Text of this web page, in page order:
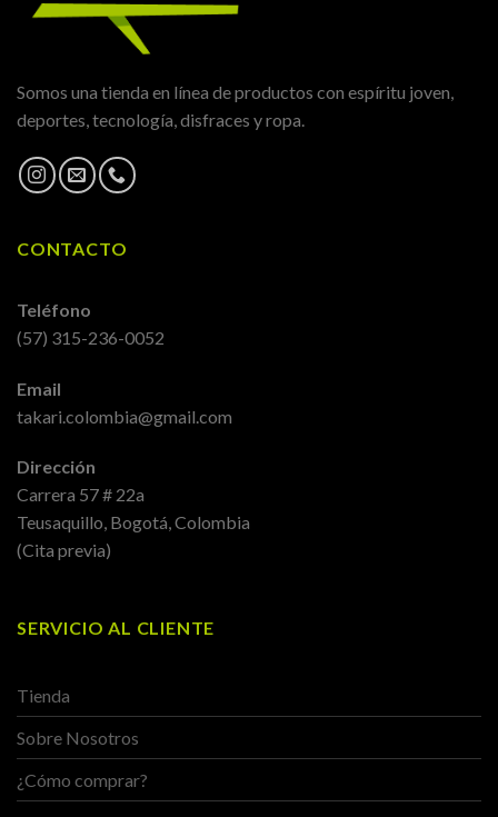
Somos una tienda en línea de productos con espíritu joven,
deportes, tecnología, disfraces y ropa.
CONTACTO
Teléfono
(57) 315-236-0052
Email
takari.colombia@gmail.com
Dirección
Carrera 57 # 22a
Teusaquillo, Bogotá, Colombia
(Cita previa)
SERVICIO AL CLIENTE
Tienda
Sobre Nosotros
¿Cómo comprar?